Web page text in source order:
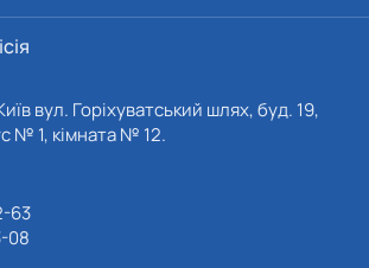
вул. Горіхуватський шлях, буд. 19,
№ 1, кімната № 12.
63
08